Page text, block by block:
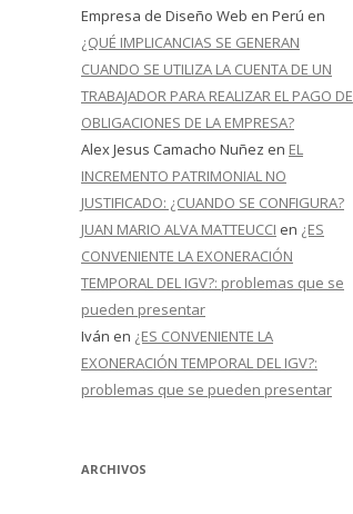
Empresa de Diseño Web en Perú en
¿QUÉ IMPLICANCIAS SE GENERAN
CUANDO SE UTILIZA LA CUENTA DE UN
TRABAJADOR PARA REALIZAR EL PAGO DE
OBLIGACIONES DE LA EMPRESA?
Alex Jesus Camacho Nuñez en EL
INCREMENTO PATRIMONIAL NO
JUSTIFICADO: ¿CUANDO SE CONFIGURA?
JUAN MARIO ALVA MATTEUCCI en ¿ES
CONVENIENTE LA EXONERACIÓN
TEMPORAL DEL IGV?: problemas que se
pueden presentar
Iván en ¿ES CONVENIENTE LA
EXONERACIÓN TEMPORAL DEL IGV?:
problemas que se pueden presentar
ARCHIVOS